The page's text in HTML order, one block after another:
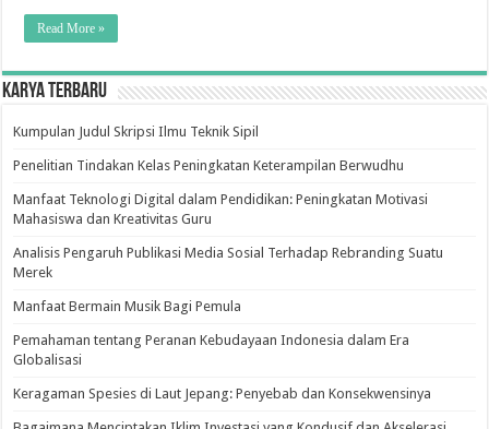
Read More »
Karya Terbaru
Kumpulan Judul Skripsi Ilmu Teknik Sipil
Penelitian Tindakan Kelas Peningkatan Keterampilan Berwudhu
Manfaat Teknologi Digital dalam Pendidikan: Peningkatan Motivasi
Mahasiswa dan Kreativitas Guru
Analisis Pengaruh Publikasi Media Sosial Terhadap Rebranding Suatu
Merek
Manfaat Bermain Musik Bagi Pemula
Pemahaman tentang Peranan Kebudayaan Indonesia dalam Era
Globalisasi
Keragaman Spesies di Laut Jepang: Penyebab dan Konsekwensinya